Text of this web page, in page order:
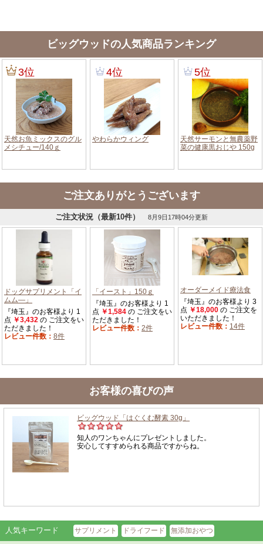
ビッグウッドの人気商品ランキング
ご注文ありがとうございます
お客様の喜びの声
人気キーワード サプリメント ドライフード 無添加おやつ